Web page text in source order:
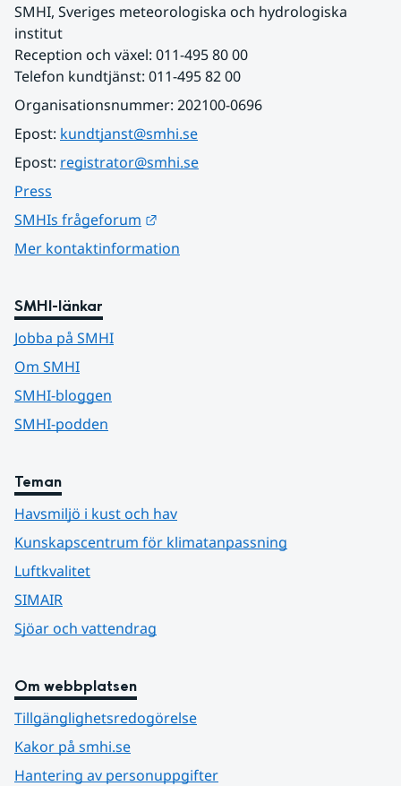
SMHI, Sveriges meteorologiska och hydrologiska
institut
Reception och växel: 011-495 80 00
Telefon kundtjänst: 011-495 82 00
Organisationsnummer: 202100-0696
Epost: kundtjanst@smhi.se
Epost: registrator@smhi.se
Press
SMHIs frågeforum
Mer kontaktinformation
SMHI-länkar
Jobba på SMHI
Om SMHI
SMHI-bloggen
SMHI-podden
Teman
Havsmiljö i kust och hav
Kunskapscentrum för klimatanpassning
Luftkvalitet
SIMAIR
Sjöar och vattendrag
Om webbplatsen
Tillgänglighetsredogörelse
Kakor på smhi.se
Hantering av personuppgifter